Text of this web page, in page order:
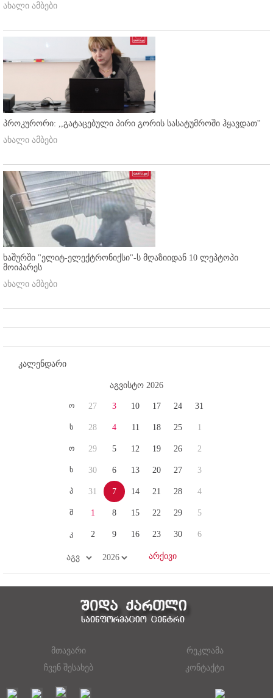
ახალი ამბები
პროკურორი: ,,გატაცებული პირი გორის სასატუმროში ჰყავდათ''
ახალი ამბები
ხაშურში "ელიტ-ელექტრონიქსი"-ს მღაზიიდან 10 ლეპტოპი
მოიპარეს
ახალი ამბები
კალენდარი
აგვისტო 2026
ო
ს
ო
ხ
პ
შ
კ
27
28
29
30
31
1
2
3
4
5
6
7
8
9
10
11
12
13
14
15
16
17
18
19
20
21
22
23
24
25
26
27
28
29
30
31
1
2
3
4
5
6
მთავარი
რეკლამა
ჩვენ შესახებ
კონტაქტი